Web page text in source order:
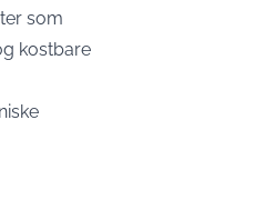
som
kostbare